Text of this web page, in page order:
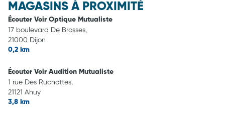
MAGASINS À PROXIMITÉ
Écouter Voir Optique Mutualiste
17 boulevard De Brosses,
21000 Dijon
0,2 km
Écouter Voir Audition Mutualiste
1 rue Des Ruchottes,
21121 Ahuy
3,8 km